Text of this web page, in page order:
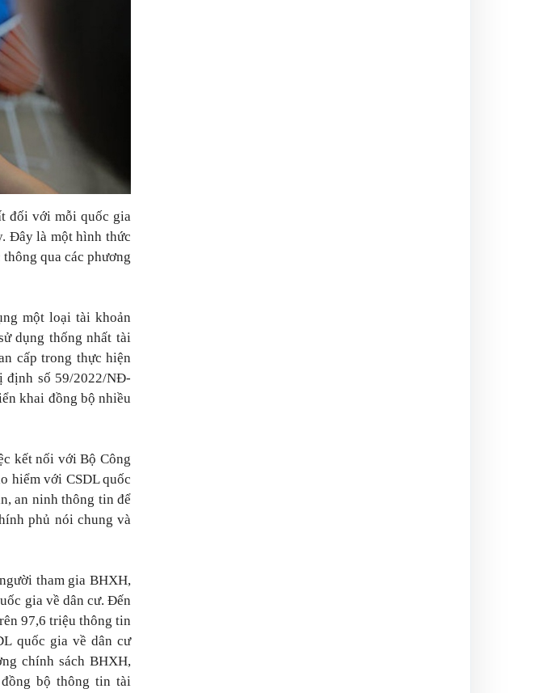
đối với mỗi quốc gia
Đây là một hình thức
qua các phương
một loại tài khoản
dụng thống nhất tài
cấp trong thực hiện
định số 59/2022/NĐ-
khai đồng bộ nhiều
kết nối với Bộ Công
hiểm với CSDL quốc
an ninh thông tin để
phủ nói chung và
tham gia BHXH,
gia về dân cư. Đến
97,6 triệu thông tin
quốc gia về dân cư
chính sách BHXH,
bộ thông tin tài